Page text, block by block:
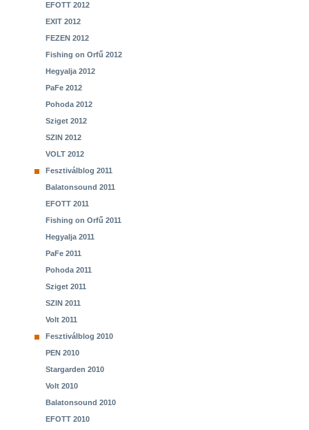
EFOTT 2012
EXIT 2012
FEZEN 2012
Fishing on Orfű 2012
Hegyalja 2012
PaFe 2012
Pohoda 2012
Sziget 2012
SZIN 2012
VOLT 2012
Fesztiválblog 2011
Balatonsound 2011
EFOTT 2011
Fishing on Orfű 2011
Hegyalja 2011
PaFe 2011
Pohoda 2011
Sziget 2011
SZIN 2011
Volt 2011
Fesztiválblog 2010
PEN 2010
Stargarden 2010
Volt 2010
Balatonsound 2010
EFOTT 2010